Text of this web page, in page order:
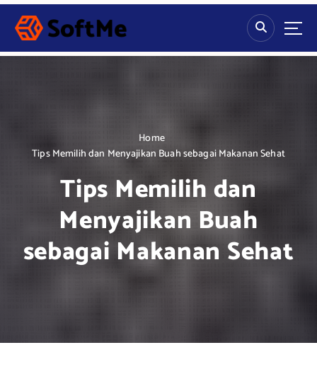
S
p
Home
Tips Memilih dan Menyajikan Buah sebagai Makanan Sehat
Tips Memilih dan
Menyajikan Buah
sebagai Makanan Sehat